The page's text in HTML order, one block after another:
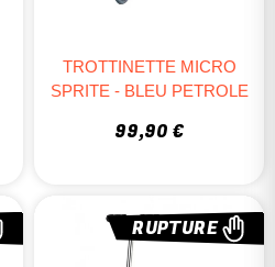
TROTTINETTE MICRO
SPRITE - BLEU PETROLE
99,90 €
RUPTURE